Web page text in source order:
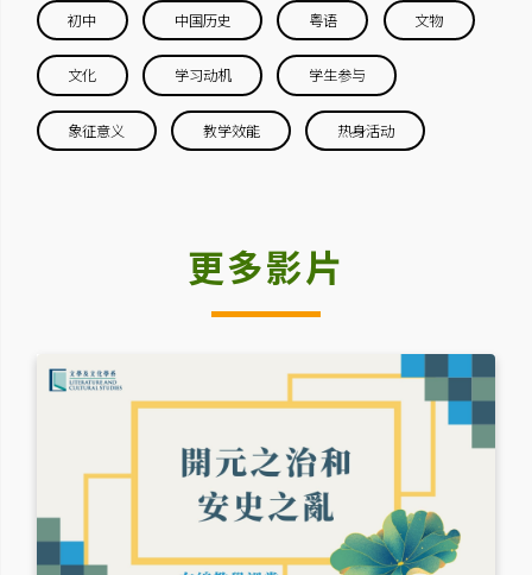
初中 中国历史 粤语 文物
文化 学习动机 学生参与
象征意义 教学效能 热身活动
更多影片